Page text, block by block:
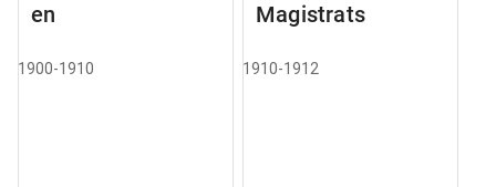
en
1900-1910
Magistrats
1910-1912